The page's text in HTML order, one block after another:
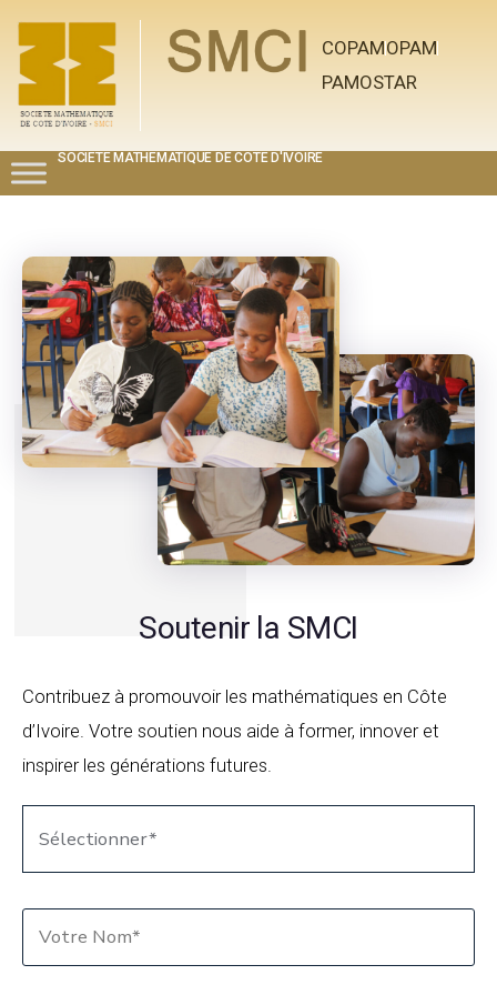
COPAMOPAM
PAMOSTAR
SOCIETE MATHEMATIQUE DE COTE D'IVOIRE
Soutenir la SMCI
Contribuez à promouvoir les mathématiques en Côte
d’Ivoire. Votre soutien nous aide à former, innover et
inspirer les générations futures.